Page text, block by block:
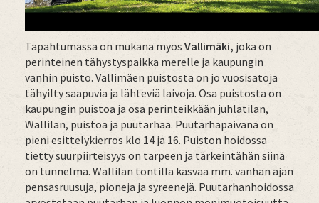
Tapahtumassa on mukana myös Vallimäki, joka on
perinteinen tähystyspaikka merelle ja kaupungin
vanhin puisto. Vallimäen puistosta on jo vuosisatoja
tähyilty saapuvia ja lähteviä laivoja. Osa puistosta on
kaupungin puistoa ja osa perinteikkään juhlatilan,
Wallilan, puistoa ja puutarhaa. Puutarhapäivänä on
pieni esittelykierros klo 14 ja 16. Puiston hoidossa
tietty suurpiirteisyys on tarpeen ja tärkeintähän siinä
on tunnelma. Wallilan tontilla kasvaa mm. vanhan ajan
pensasruusuja, pioneja ja syreenejä. Puutarhanhoidossa